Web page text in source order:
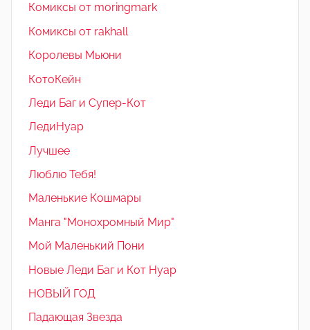
Комиксы от moringmark
Комиксы от rakhall
Королевы Мьюни
КотоКейн
Леди Баг и Супер-Кот
ЛедиНуар
Лучшее
Люблю Тебя!
Маленькие Кошмары
Манга "Монохромный Мир"
Мой Маленький Пони
Новые Леди Баг и Кот Нуар
НОВЫЙ ГОД
Падающая Звезда